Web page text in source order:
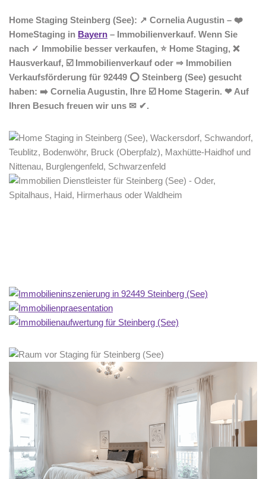
Home Staging Steinberg (See): ↗️ Cornelia Augustin – ❤️
HomeStaging in Bayern – Immobilienverkauf. Wenn Sie
nach ✓ Immobilie besser verkaufen, ⭐ Home Staging, ❌
Hausverkauf, ☑️ Immobilienverkauf oder ⇒ Immobilien
Verkaufsförderung für 92449 ⭕ Steinberg (See) gesucht
haben: ➡️ Cornelia Augustin, Ihre ☑️ Home Stagerin. ❤ Auf
Ihren Besuch freuen wir uns ✉ ✔.